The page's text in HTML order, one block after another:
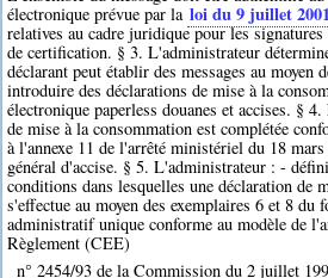
électronique prévue par la loi du 9 juillet
relatives au cadre juridique pour les
de certification. § 3. L'administrateur
déclarant peut établir des messages au moyen
introduire des déclarations de mise à la
électronique paperless douanes et accises. §
de mise à la consommation est complétée
à l'annexe 11 de l'arrêté ministériel du 18
général d'accise. § 5. L'administrateur : -
conditions dans lesquelles une déclaration de
s'effectue au moyen des exemplaires 6 et 8 du
administratif unique conforme au modèle de
Règlement (CEE)
n° 2454/93 de la Commission du 2 juillet